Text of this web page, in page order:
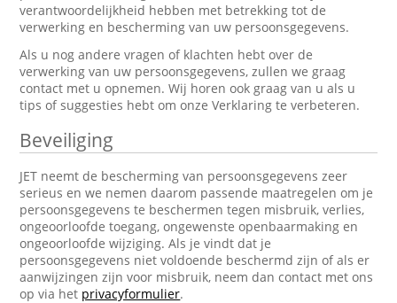
verantwoordelijkheid hebben met betrekking tot de
verwerking en bescherming van uw persoonsgegevens.
Als u nog andere vragen of klachten hebt over de
verwerking van uw persoonsgegevens, zullen we graag
contact met u opnemen. Wij horen ook graag van u als u
tips of suggesties hebt om onze Verklaring te verbeteren.
Beveiliging
JET neemt de bescherming van persoonsgegevens zeer
serieus en we nemen daarom passende maatregelen om je
persoonsgegevens te beschermen tegen misbruik, verlies,
ongeoorloofde toegang, ongewenste openbaarmaking en
ongeoorloofde wijziging. Als je vindt dat je
persoonsgegevens niet voldoende beschermd zijn of als er
aanwijzingen zijn voor misbruik, neem dan contact met ons
op via het privacyformulier.